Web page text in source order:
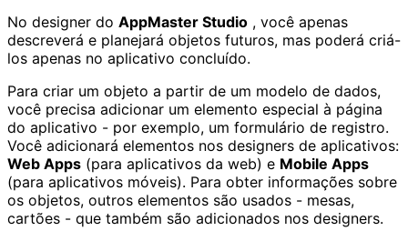
No designer do AppMaster Studio , você apenas
descreverá e planejará objetos futuros, mas poderá criá-
los apenas no aplicativo concluído.
Para criar um objeto a partir de um modelo de dados,
você precisa adicionar um elemento especial à página
do aplicativo - por exemplo, um formulário de registro.
Você adicionará elementos nos designers de aplicativos:
Web Apps (para aplicativos da web) e Mobile Apps
(para aplicativos móveis). Para obter informações sobre
os objetos, outros elementos são usados - mesas,
cartões - que também são adicionados nos designers.